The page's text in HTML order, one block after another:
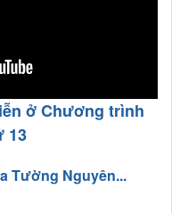
ở Chương trình
13
Tường Nguyên...